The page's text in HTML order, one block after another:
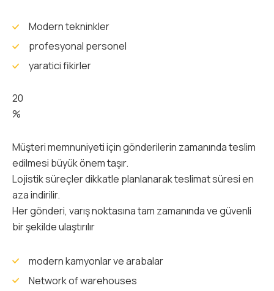
Modern tekninkler
profesyonal personel
yaratici fikirler
20
%
Müşteri memnuniyeti için gönderilerin zamanında teslim
edilmesi büyük önem taşır.
Lojistik süreçler dikkatle planlanarak teslimat süresi en
aza indirilir.
Her gönderi, varış noktasına tam zamanında ve güvenli
bir şekilde ulaştırılır
modern kamyonlar ve arabalar
Network of warehouses